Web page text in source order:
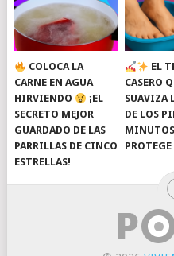
COLOCA LA
CARNE EN AGUA
HIRVIENDO
¡EL
SECRETO MEJOR
GUARDADO DE LAS
PARRILLAS DE CINCO
ESTRELLAS!
EL
CASERO
SUAVIZA
DE LOS